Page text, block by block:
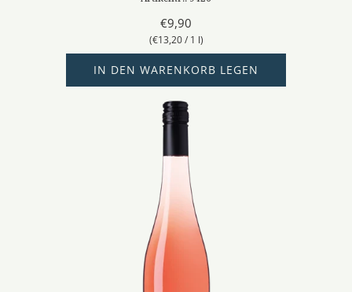
€9,90
(€13,20 / 1 l)
IN DEN WARENKORB LEGEN